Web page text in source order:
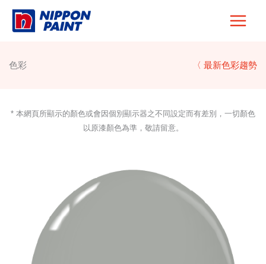
Skip
色彩 〈 最新色彩趨勢
* 本網頁所顯示的顏色或會因個別顯示器之不同設定而有差別，一切顏色
以原漆顏色為準，敬請留意。